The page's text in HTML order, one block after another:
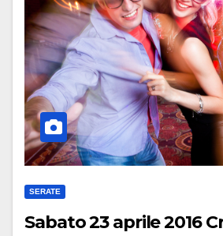
SERATE
Sabato 23 aprile 2016